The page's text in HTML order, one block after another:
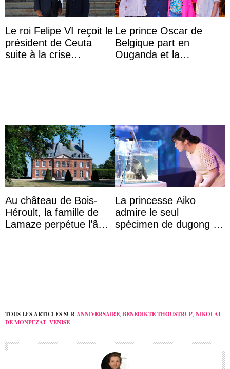
Le roi Felipe VI reçoit le
président de Ceuta
suite à la crise
Le prince Oscar de
Belgique part en
Ouganda et la
Au château de Bois-
Héroult, la famille de
Lamaze perpétue l’âme
La princesse Aiko
admire le seul
spécimen de dugong en
TOUS LES ARTICLES SURANNIVERSAIRE, BENEDIKTE THOUSTRUP, NIKOLAI
DE MONPEZAT, VENISE